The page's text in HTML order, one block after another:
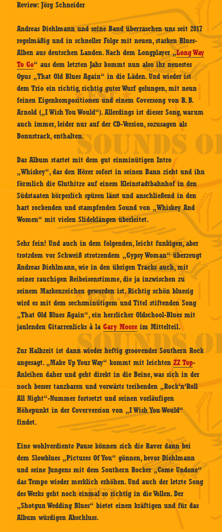
Review: Jörg Schneider
Andreas Diehlmann und seine Band überraschen uns seit 2017
regelmäßig und in schneller Folge mit neuen, starken Blues-
Alben aus deutschen Landen. Nach dem Longplayer „Long Way
To Go“ aus dem letzten Jahr kommt nun also ihr neuestes
Opus „That Old Blues Again“ in die Läden. Und wieder ist
dem Trio ein richtig, richtig guter Wurf gelungen, mit neun
feinen Eigenkompositionen und einem Coversong von B. B.
Arnold („I Wish You Would“). Allerdings ist dieser Song, warum
auch immer, leider nur auf der CD-Version, sozusagen als
Bonustrack, enthalten.
Das Album startet mit dem gut einminütigen Intro
„Whiskey“, das den Hörer sofort in seinen Bann zieht und ihn
förmlich die Gluthitze auf einem Kleinstadtbahnhof in den
Südstaaten körperlich spüren lässt und anschließend in den
hart rockenden und stampfenden Sound von „Whiskey And
Women“ mit vielen Slideklängen überleitet.
Sehr fein! Und auch in dem folgenden, leicht funkigen, aber
trotzdem vor Schweiß strotzendem „Gypsy Woman“ überzeugt
Andreas Diehlmann, wie in den übrigen Tracks auch, mit
seiner rauchigen Reibeisenstimme, die ja inzwischen zu
seinem Markenzeichen geworden ist. Richtig schön bluesig
wird es mit dem sechsminütigem und Titel stiftenden Song
„That Old Blues Again“, ein herrlicher Oldschool-Blues mit
jaulenden Gitarrenlicks à laGary Moore im Mittelteil.
Zur Halbzeit ist dann wieder heftig groovender Southern Rock
angesagt. „Make Up Your Way“ kommt mit leichtenZZ Top-
Anleihen daher und geht direkt in die Beine, was sich in der
noch besser tanzbaren und vorwärts treibenden „Rock‘n‘Roll
All Night“-Nummer fortsetzt und seinen vorläufigen
Höhepunkt in der Coverversion von „I Wish You Would“
findet.
Eine wohlverdiente Pause können sich die Raver dann bei
dem Slowblues „Pictures Of You“ gönnen, bevor Diehlmann
und seine Jungens mit dem Southern Rocker „Come Undone“
das Tempo wieder merklich erhöhen. Und auch der letzte Song
des Werks geht noch einmal so richtig in die Vollen. Der
„Shotgun Wedding Blues“ bietet einen kräftigen und für das
Album würdigen Abschluss.